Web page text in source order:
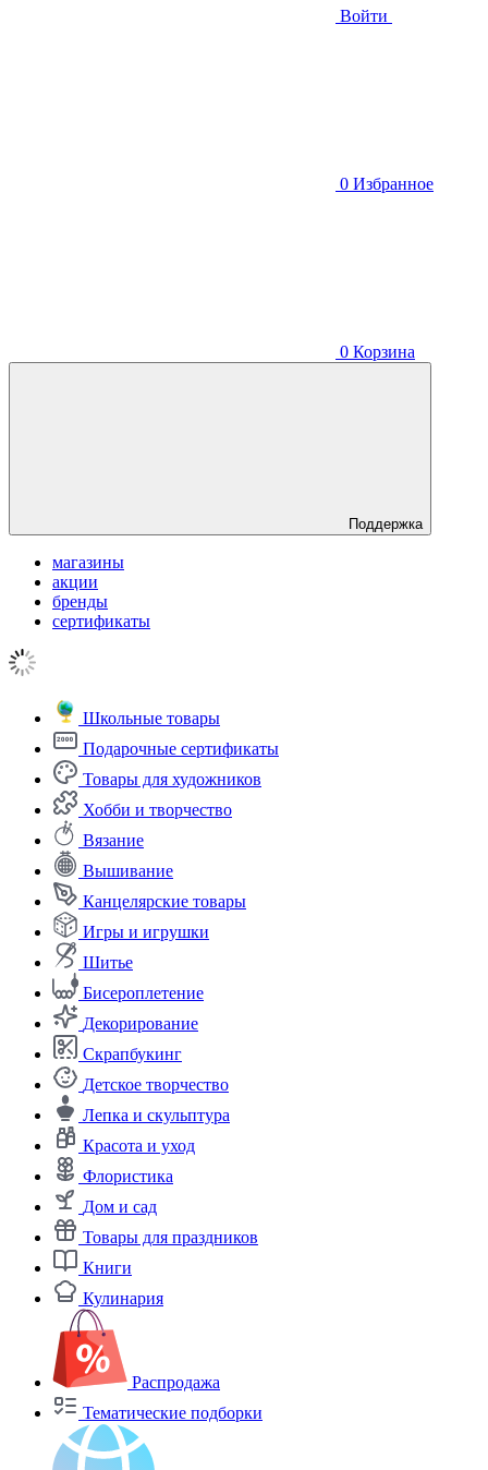
Войти
0 Избранное
0 Корзина
Поддержка
магазины
акции
бренды
сертификаты
Школьные товары
Подарочные сертификаты
Товары для художников
Хобби и творчество
Вязание
Вышивание
Канцелярские товары
Игры и игрушки
Шитье
Бисероплетение
Декорирование
Скрапбукинг
Детское творчество
Лепка и скульптура
Красота и уход
Флористика
Дом и сад
Товары для праздников
Книги
Кулинария
Распродажа
Тематические подборки